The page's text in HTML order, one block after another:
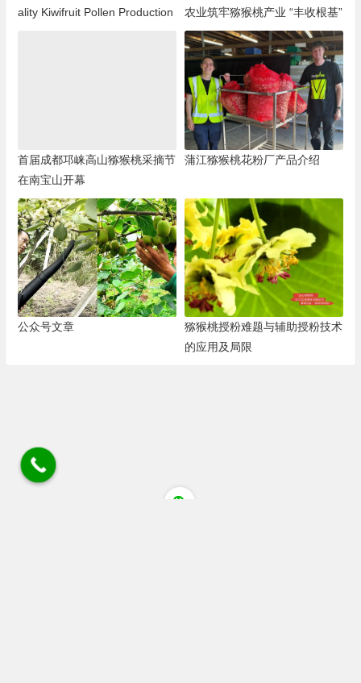
ality Kiwifruit Pollen Production
农业筑牢猕猴桃产业 “丰收根基”
首届成都邛崃高山猕猴桃采摘节
在南宝山开幕
蒲江猕猴桃花粉厂产品介绍
公众号文章
猕猴桃授粉难题与辅助授粉技术
的应用及局限